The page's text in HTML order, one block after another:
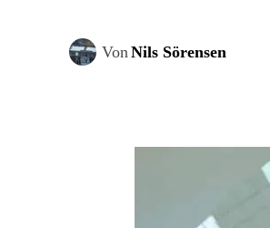
Von Nils Sörensen